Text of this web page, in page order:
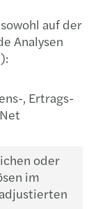
auf der
Analysen
, Ertrags-
oder
im